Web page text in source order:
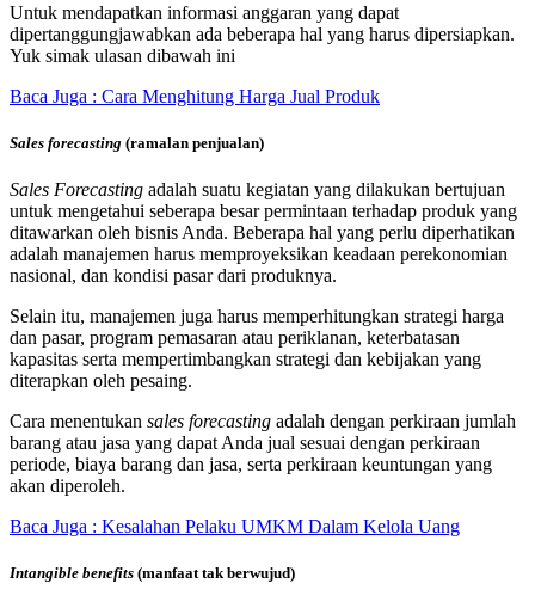
Untuk mendapatkan informasi anggaran yang dapat
dipertanggungjawabkan ada beberapa hal yang harus dipersiapkan.
Yuk simak ulasan dibawah ini
Baca Juga : Cara Menghitung Harga Jual Produk
Sales forecasting (ramalan penjualan)
Sales Forecasting adalah suatu kegiatan yang dilakukan bertujuan
untuk mengetahui seberapa besar permintaan terhadap produk yang
ditawarkan oleh bisnis Anda. Beberapa hal yang perlu diperhatikan
adalah manajemen harus memproyeksikan keadaan perekonomian
nasional, dan kondisi pasar dari produknya.
Selain itu, manajemen juga harus memperhitungkan strategi harga
dan pasar, program pemasaran atau periklanan, keterbatasan
kapasitas serta mempertimbangkan strategi dan kebijakan yang
diterapkan oleh pesaing.
Cara menentukan sales forecasting adalah dengan perkiraan jumlah
barang atau jasa yang dapat Anda jual sesuai dengan perkiraan
periode, biaya barang dan jasa, serta perkiraan keuntungan yang
akan diperoleh.
Baca Juga : Kesalahan Pelaku UMKM Dalam Kelola Uang
Intangible benefits (manfaat tak berwujud)